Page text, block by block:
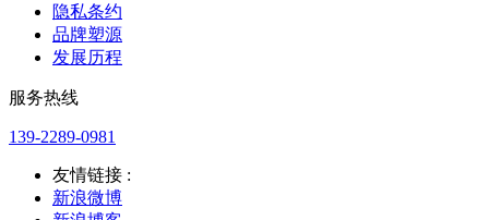
隐私条约
品牌塑源
发展历程
服务热线
139-2289-0981
友情链接 :
新浪微博